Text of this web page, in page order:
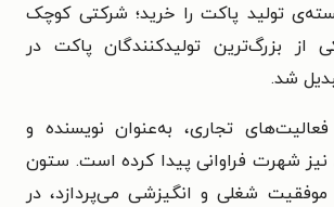
تولید پاکت را خرید؛ شرکتی کوچک
از بزرگ‌ترین تولیدکنندگان پاکت در
شد.
تجاری، به‌عنوان نویسنده و
شهرت فراوانی پیدا کرده است. ستون
شغلی و انگیزشی می‌پردازد، در